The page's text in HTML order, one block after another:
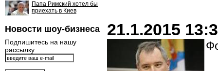
Папа Римский хотел бы
приехать в Киев
Новости шоу-бизнеса
Подпишитесь на нашу
рассылку
21.1.2015